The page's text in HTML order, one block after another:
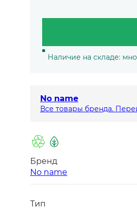
Наличие на складе:
No name
Все товары бренда.
Бренд
No name
Тип